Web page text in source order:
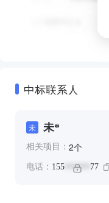
中标联系人
未 未*
相关项目： 2个
电话： 155 ****** 77